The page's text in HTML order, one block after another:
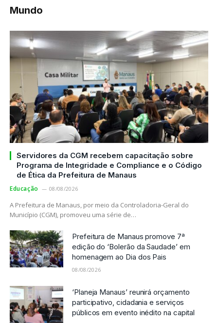
Mundo
Servidores da CGM recebem capacitação sobre
Programa de Integridade e Compliance e o Código
de Ética da Prefeitura de Manaus
Educação 08/08/2026
A Prefeitura de Manaus, por meio da Controladoria-Geral do
Município (CGM), promoveu uma série de…
Prefeitura de Manaus promove 7ª
edição do ‘Bolerão da Saudade’ em
homenagem ao Dia dos Pais
08/08/2026
‘Planeja Manaus’ reunirá orçamento
participativo, cidadania e serviços
públicos em evento inédito na capital